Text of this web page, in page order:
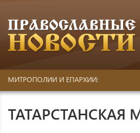
МИТРОПОЛИИ И ЕПАРХИИ: